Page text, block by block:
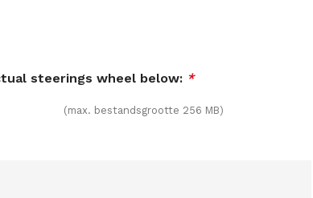
steerings wheel below: *
(max. bestandsgrootte 256 MB)